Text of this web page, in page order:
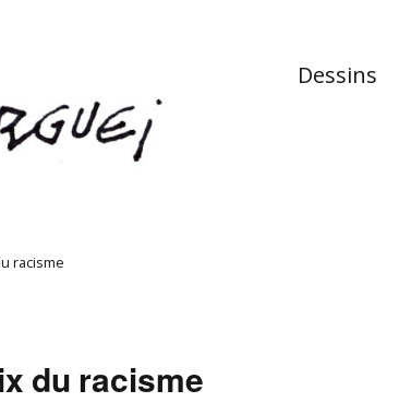
Dessins
racisme
du racisme